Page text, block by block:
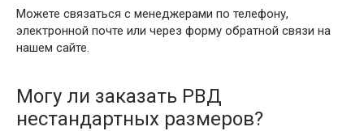
Можете связаться с менеджерами по телефону,
электронной почте или через форму обратной связи на
нашем сайте.
Могу ли заказать РВД
нестандартных размеров?